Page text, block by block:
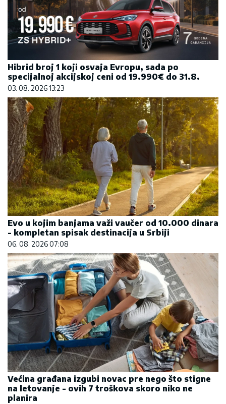
Hibrid broj 1 koji osvaja Evropu, sada po
specijalnoj akcijskoj ceni od 19.990€ do 31.8.
03. 08. 2026 13:23
Evo u kojim banjama važi vaučer od 10.000 dinara
- kompletan spisak destinacija u Srbiji
06. 08. 2026 07:08
Većina građana izgubi novac pre nego što stigne
na letovanje - ovih 7 troškova skoro niko ne
planira